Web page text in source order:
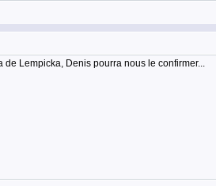
Lempicka, Denis pourra nous le confirmer...